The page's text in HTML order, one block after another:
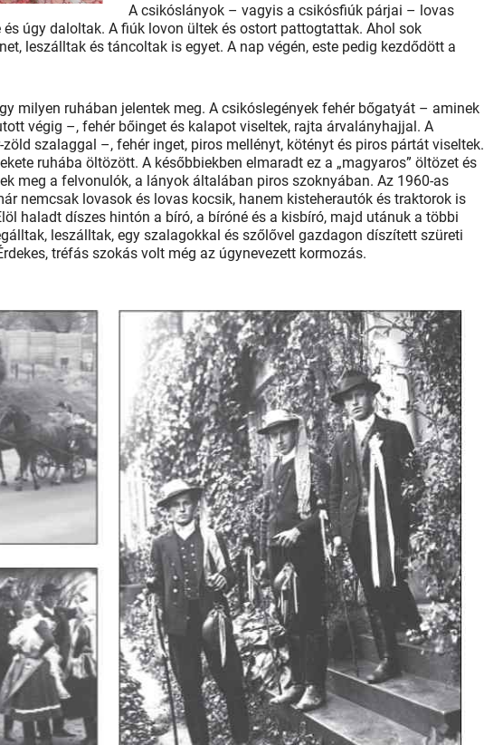
A csikóslányok – vagyis a csikósfiúk párjai – lovas
úgy daloltak. A fiúk lovon ültek és ostort pattogtattak. Ahol sok
leszálltak és táncoltak is egyet. A nap végén, este pedig kezdődött a
milyen ruhában jelentek meg. A csikóslegények fehér bőgatyát – aminek
végig –, fehér bőinget és kalapot viseltek, rajta árvalányhajjal. A
szalaggal –, fehér inget, piros mellényt, kötényt és piros pártát viseltek.
ruhába öltözött. A későbbiekben elmaradt ez a „magyaros” öltözet és
meg a felvonulók, a lányok általában piros szoknyában. Az 1960-as
nemcsak lovasok és lovas kocsik, hanem kisteherautók és traktorok is
haladt díszes hintón a bíró, a bíróné és a kisbíró, majd utánuk a többi
leszálltak, egy szalagokkal és szőlővel gazdagon díszített szüreti
tréfás szokás volt még az úgynevezett kormozás.